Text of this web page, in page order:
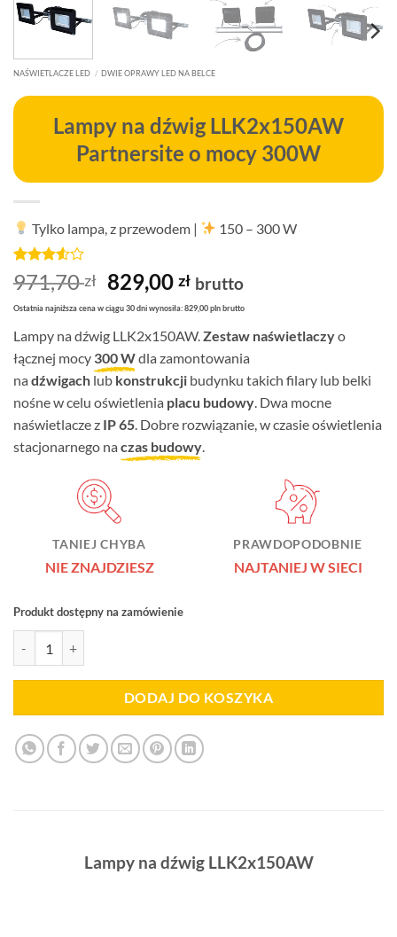
NAŚWIETLACZE LED / DWIE OPRAWY LED NA BELCE
Lampy na dźwig LLK2x150AW
Partnersite o mocy 300W
Tylko lampa, z przewodem | 150 – 300 W
Oceniony
3.5na
5 na
podstawie
2
ocen
klientów
971,70zł Pierwotna
cena
971,70 zł.
829,00złAktualna
cena
829,00 zł.
brutto
Ostatnia najniższa cena w ciągu 30 dni wynosiła: 829,00 pln brutto
Lampy na dźwig LLK2x150AW.Zestaw naświetlaczyo
łącznej mocy 300 Wdla zamontowania
na dźwigach lub konstrukcji budynku takich filary lub belki
nośne w celu oświetlenia placu budowy. Dwa mocne
naświetlacze z IP 65. Dobre rozwiązanie, w czasie oświetlenia
stacjonarnego na czas budowy.
TANIEJ CHYBA
NIE ZNAJDZIESZ
PRAWDOPODOBNIE
NAJTANIEJ W SIECI
Produkt dostępny na zamówienie
DODAJ DO KOSZYKA
Lampy na dźwig LLK2x150AW